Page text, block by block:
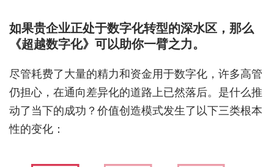
如果贵企业正处于数字化转型的深水区，那么
《超越数字化》可以助你一臂之力。
尽管耗费了大量的精力和资金用于数字化，许多高管
仍担心，在通向差异化的道路上已然落后。是什么推
动了当下的成功？价值创造模式发生了以下三类根本
性的变化：